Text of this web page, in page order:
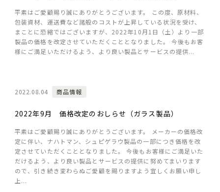
平素はご愛顧賜り誠にありがとうございます。 この度、原材料、
包装資材、運送費など諸般のコストが上昇している状況を受け、
まことに恐縮ではございますが、2022年10月1日（土）より一部
製品の価格を改定させていただくこととなりました。 今後もお客
様にご満足いただけるよう、より良い製品とサービスの提供...
2022.08.04 商品情報
2022年9月 価格改定のおしらせ（ガラス製品）
平素はご愛顧賜り誠にありがとうございます。 メーカーの価格改
定に伴い、ナハトマン、シュピゲラウ製品の一部につき価格を改
定させていただくこととなりました。 今後もお客様にご満足いた
だけるよう、より良い製品とサービスの提供に努めてまいります
ので、引き続き変わらぬご愛顧を賜りますよう宜しくお願い申し
上...